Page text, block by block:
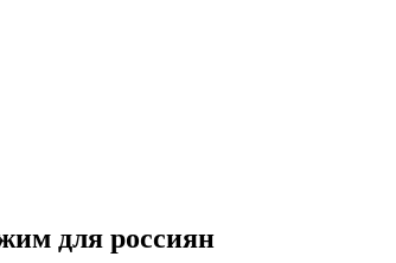
для россиян